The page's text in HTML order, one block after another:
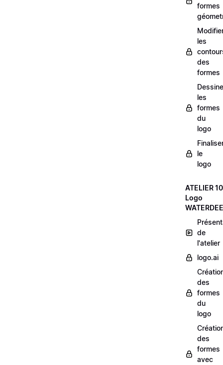
formes
les
des
formes
les
formes
du
logo
le
logo
ATELIER
Logo
de
l'atelier
logo.ai
des
formes
du
logo
des
formes
avec